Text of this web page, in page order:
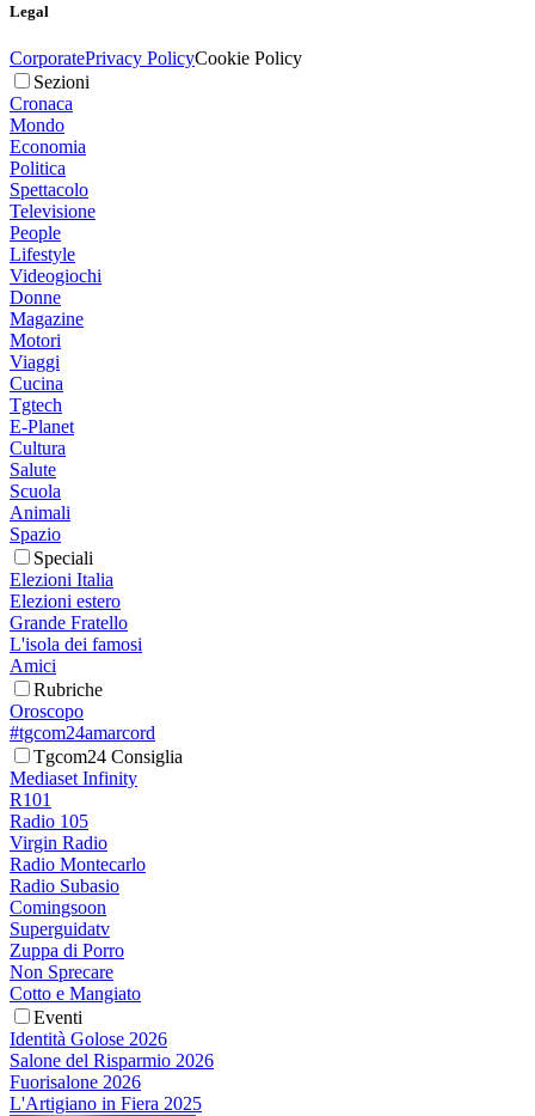
Legal
CorporatePrivacy PolicyCookie Policy
Sezioni
Cronaca
Mondo
Economia
Politica
Spettacolo
Televisione
People
Lifestyle
Videogiochi
Donne
Magazine
Motori
Viaggi
Cucina
Tgtech
E-Planet
Cultura
Salute
Scuola
Animali
Spazio
Speciali
Elezioni Italia
Elezioni estero
Grande Fratello
L'isola dei famosi
Amici
Rubriche
Oroscopo
#tgcom24amarcord
Tgcom24 Consiglia
Mediaset Infinity
R101
Radio 105
Virgin Radio
Radio Montecarlo
Radio Subasio
Comingsoon
Superguidatv
Zuppa di Porro
Non Sprecare
Cotto e Mangiato
Eventi
Identità Golose 2026
Salone del Risparmio 2026
Fuorisalone 2026
L'Artigiano in Fiera 2025